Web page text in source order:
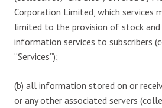
Corporation Limited, which services
limited to the provision of stock
information services to subscribers
“Services”);
(b) all information stored on or
or any other associated servers